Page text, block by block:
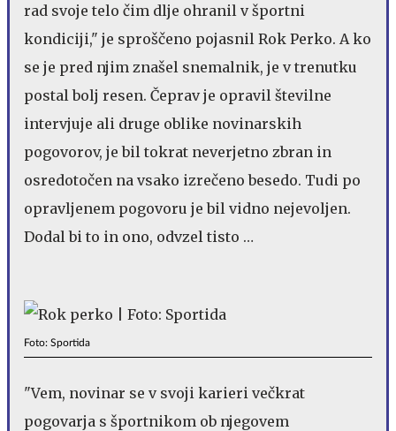
rad svoje telo čim dlje ohranil v športni
kondiciji," je sproščeno pojasnil Rok Perko. A ko
se je pred njim znašel snemalnik, je v trenutku
postal bolj resen. Čeprav je opravil številne
intervjuje ali druge oblike novinarskih
pogovorov, je bil tokrat neverjetno zbran in
osredotočen na vsako izrečeno besedo. Tudi po
opravljenem pogovoru je bil vidno nejevoljen.
Dodal bi to in ono, odvzel tisto …
Foto: Sportida
"Vem, novinar se v svoji karieri večkrat
pogovarja s športnikom ob njegovem